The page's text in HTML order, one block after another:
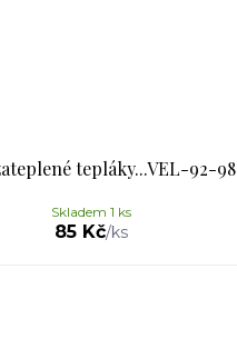
tepláky...VEL-92-98
85 Kč/ks
Skladem 1 ks